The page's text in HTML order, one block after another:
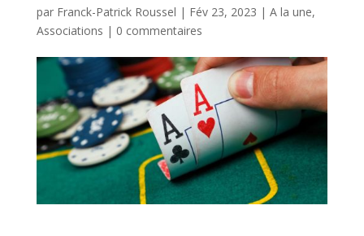
par Franck-Patrick Roussel | Fév 23, 2023 | A la une,
Associations | 0 commentaires